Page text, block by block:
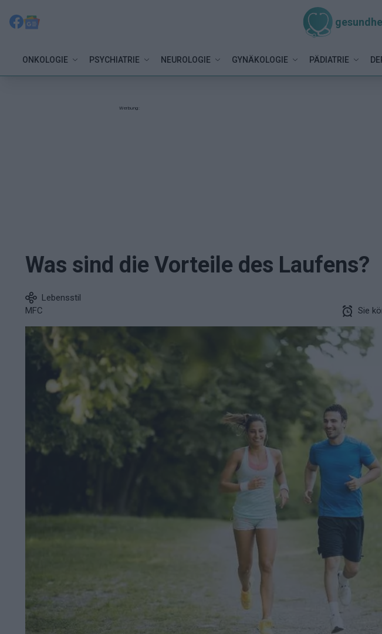
ONKOLOGIE PSYCHIATRIE NEUROLOGIE GYNÄKOLOGIE PÄDIATRIE
Werbung:
Was sind die Vorteile des Laufens?
Lebensstil
MFC
Sie